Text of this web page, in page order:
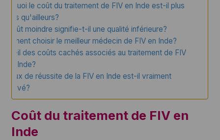
le coût du traitement de FIV en Inde est-il plus
bas qu'ailleurs?
coût moindre signifie-t-il une qualité inférieure?
choisir le meilleur médecin de FIV en Inde?
a-t-il des coûts cachés associés au traitement de FIV
en Inde?
taux de réussite de la FIV en Inde est-il vraiment
élevé?
Coût du traitement de FIV en
Inde